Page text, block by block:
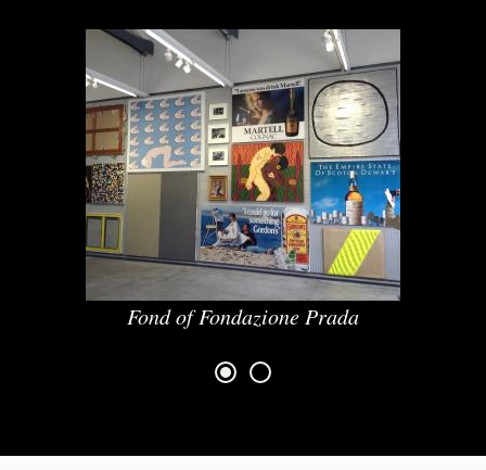
Fond of Fondazione Prada